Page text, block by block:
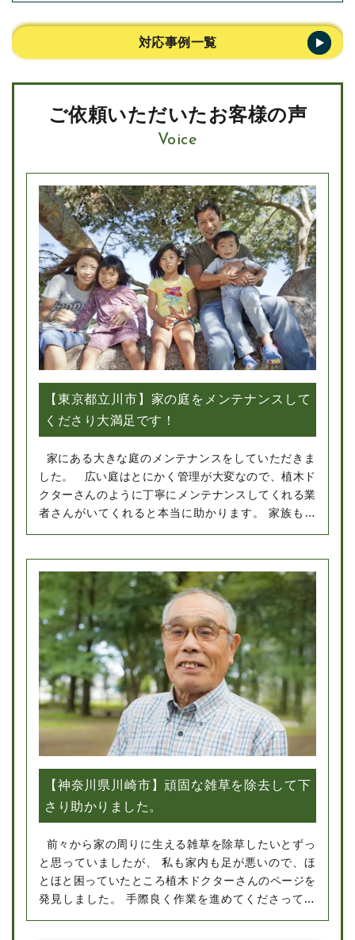
対応事例一覧
ご依頼いただいたお客様の声
Voice
【東京都立川市】家の庭をメンテナンスして
くださり大満足です！
家にある大きな庭のメンテナンスをしていただきま
した。 広い庭はとにかく管理が大変なので、植木ド
クターさんのように丁寧にメンテナンスしてくれる業
者さんがいてくれると本当に助かります。 家族もと
ても喜んでいました。またお願いしたいです。
【神奈川県川崎市】頑固な雑草を除去して下
さり助かりました。
前々から家の周りに生える雑草を除草したいとずっ
と思っていましたが、 私も家内も足が悪いので、ほ
とほと困っていたところ植木ドクターさんのページを
発見しました。 手際良く作業を進めてくださってい
る姿を見て、さすがプロだなと感心してしまいまし